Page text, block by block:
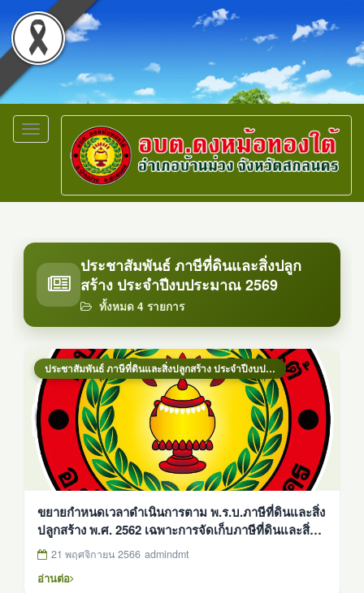
Toggle
navigation
ประชาสัมพันธ์ ภาษีที่ดินและสิ่งปลูก
สร้าง ประจำปีงบประมาณ 2569
ทั้งหมด 4 รายการ
ประชาสัมพันธ์ ภาษีที่ดินและสิ่งปลูกสร้าง ประจำปีงบประมาณ 2569
ขยายกำหนดเวลาดำเนินการตาม พ.ร.บ.ภาษีที่ดินและสิ่ง
ปลูกสร้าง พ.ศ. 2562 เฉพาะการจัดเก็บภาษีที่ดินและสิ่ง
ปลูกสร้าง ประจำปี พ.ศ. 2567
21 พฤศจิกายน 2566 admindmt
อ่านต่อ